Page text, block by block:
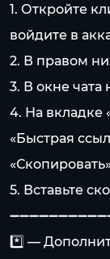
1. Откройте
войдите в
2. В правом
3. В окне чата
4. На вкладке
«Быстрая
«Скопировать»
5. Вставьте
*️⃣ —